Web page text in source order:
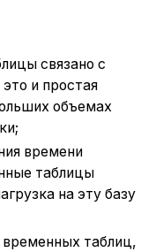
связано с
и простая
объемах
времени
таблицы
на эту базу
временных таблиц,